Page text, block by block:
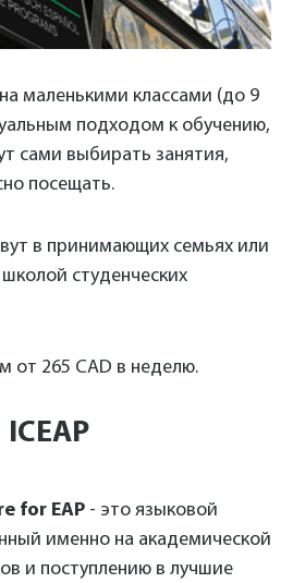
маленькими классами (до 9
подходом к обучению,
сами выбирать занятия,
посещать.
в принимающих семьях или
студенческих
от 265 CAD в неделю.
ICEAP
for EAP - это языковой
именно на академической
и поступлению в лучшие